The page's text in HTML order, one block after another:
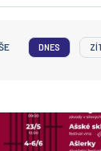
DNES